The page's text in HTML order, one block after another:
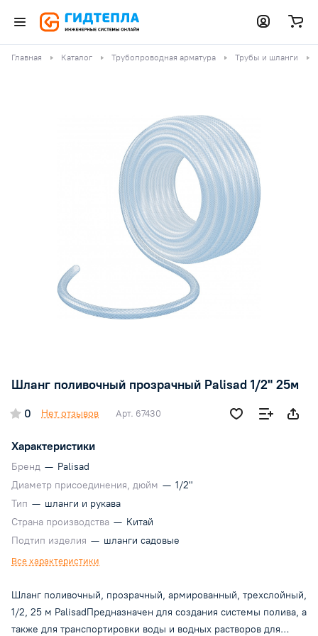
Главная Каталог Трубопроводная арматура Трубы и шланги
Шланг поливочный прозрачный Palisad 1/2" 25м
0 Нет отзывов Арт. 67430
Характеристики
Бренд — Palisad
Диаметр присоединения, дюйм — 1/2"
Тип — шланги и рукава
Страна производства — Китай
Подтип изделия — шланги садовые
Все характеристики
Шланг поливочный, прозрачный, армированный, трехслойный,
1/2, 25 м PalisadПредназначен для создания системы полива, а
также для транспортировки воды и водных растворов для